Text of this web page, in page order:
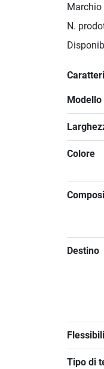
Marchio
N.
Modello
Colore
Destino
Tipo di